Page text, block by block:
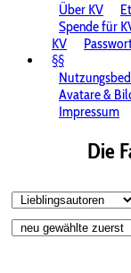
Über KV
Spende für
KV
§§
Avatare &
Impressum
Die